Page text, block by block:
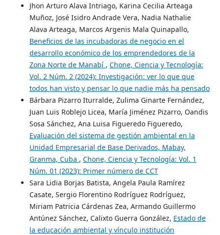
Jhon Arturo Alava Intriago, Karina Cecilia Arteaga
Muñoz, José Isidro Andrade Vera, Nadia Nathalie
Alava Arteaga, Marcos Argenis Mala Quinapallo,
Beneficios de las incubadoras de negocio en el
desarrollo económico de los emprendedores de la
Zona Norte de Manabí , Chone, Ciencia y Tecnología:
Vol. 2 Núm. 2 (2024): Investigación: ver lo que que
todos han visto y pensar lo que nadie más ha pensado
Bárbara Pizarro Iturralde, Zulima Ginarte Fernández,
Juan Luis Roblejo Licea, María Jiménez Pizarro, Oandis
Sosa Sánchez, Ana Luisa Figueredo Figueredo,
Evaluación del sistema de gestión ambiental en la
Unidad Empresarial de Base Derivados, Mabay,
Granma, Cuba , Chone, Ciencia y Tecnología: Vol. 1
Núm. 01 (2023): Primer número de CCT
Sara Lidia Borjas Batista, Angela Paula Ramírez
Casate, Sergio Florentino Rodríguez Rodríguez,
Miriam Patricia Cárdenas Zea, Armando Guillermo
Antúnez Sánchez, Calixto Guerra González, Estado de
la educación ambiental y vínculo institución